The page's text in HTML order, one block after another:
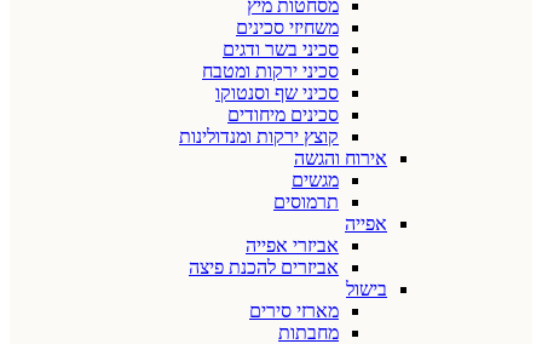
מסחטות מיץ
משחיזי סכינים
סכיני בשר ודגים
סכיני ירקות ומטבח
סכיני שף וסנטוקו
סכינים מיחודים
קוצץ ירקות ומנדולינות
אירוח והגשה
מגשים
תרמוסים
אפייה
אביזרי אפייה
אביזרים להכנת פיצה
בישול
מארזי סירים
מחבתות